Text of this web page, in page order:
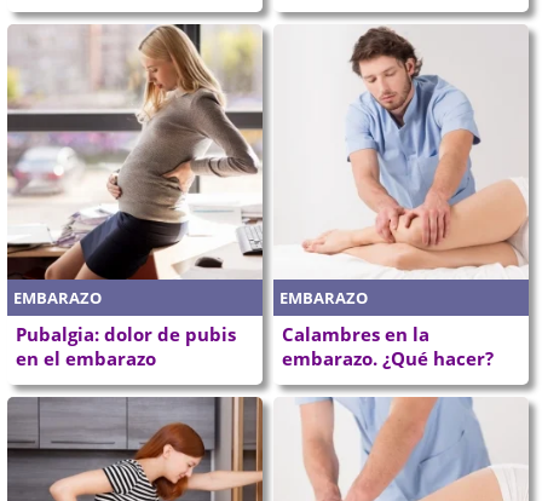
EMBARAZO
Pubalgia: dolor de pubis
en el embarazo
EMBARAZO
Calambres en la
embarazo. ¿Qué hacer?